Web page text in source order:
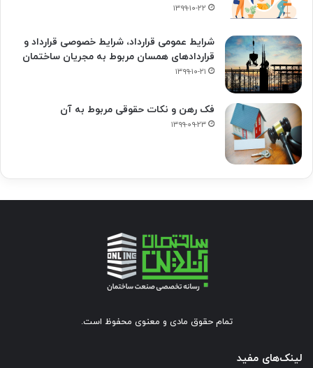
۱۳۹۹-۱۰-۲۲
شرایط عمومی قرارداد، شرایط خصوصی قرارداد و
قراردادهای همسان مربوط به مجریان ساختمان
۱۳۹۹-۱۰-۲۱
فک‌ رهن و نکات حقوقی مربوط به آن
۱۳۹۹-۰۹-۲۳
تمام حقوق مادی و معنوی محفوظ است.
لینک‌های مفید